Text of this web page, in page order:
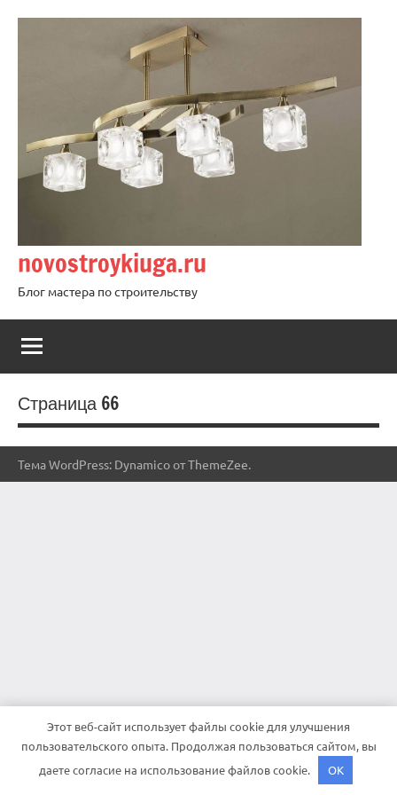
novostroykiuga.ru
Блог мастера по строительству
Страница 66
Тема WordPress: Dynamico от ThemeZee.
Этот веб-сайт использует файлы cookie для улучшения
пользовательского опыта. Продолжая пользоваться сайтом, вы
даете согласие на использование файлов cookie.
OK